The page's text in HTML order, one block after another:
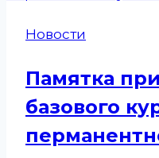
Новости
Памятка
базового